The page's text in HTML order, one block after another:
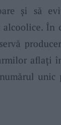
şi să
În
aflaţi
unic